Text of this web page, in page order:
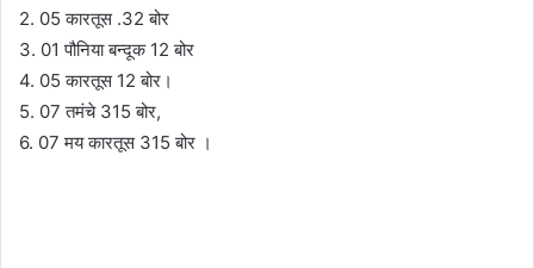
2. 05 कारतूस .32 बोर
3. 01 पौनिया बन्दूक 12 बोर
4. 05 कारतूस 12 बोर।
5. 07 तमंचे 315 बोर,
6. 07 मय कारतूस 315 बोर ।